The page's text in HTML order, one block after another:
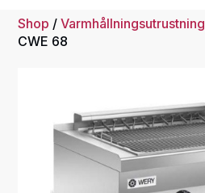
Shop /Varmhållningsutrustning
CWE 68